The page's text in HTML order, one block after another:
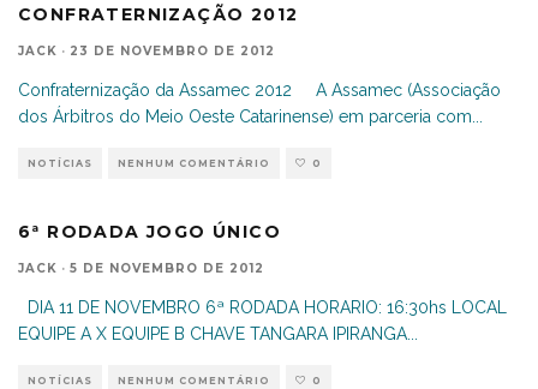
CONFRATERNIZAÇÃO 2012
JACK · 23 DE NOVEMBRO DE 2012
Confraternização da Assamec 2012 A Assamec (Associação
dos Árbitros do Meio Oeste Catarinense) em parceria com...
NOTÍCIAS NENHUM COMENTÁRIO 0
6ª RODADA JOGO ÚNICO
JACK · 5 DE NOVEMBRO DE 2012
DIA 11 DE NOVEMBRO 6ª RODADA HORARIO: 16:30hs LOCAL
EQUIPE A X EQUIPE B CHAVE TANGARA IPIRANGA...
NOTÍCIAS NENHUM COMENTÁRIO 0